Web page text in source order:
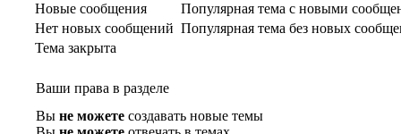
Новые сообщения
Популярная тема с новыми
Нет новых сообщений Популярная тема без новых
Тема закрыта
Ваши права в разделе
Вы не можете создавать новые темы